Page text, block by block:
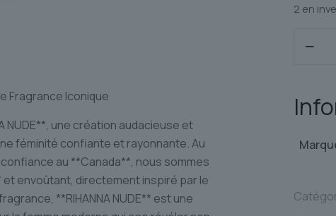
Fragrance Iconique
NUDE**, une création audacieuse et
féminité confiante et rayonnante. Au
au **Canada**, nous sommes
envoûtant, directement inspiré par le
**RIHANNA NUDE** est une
2 en